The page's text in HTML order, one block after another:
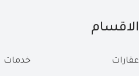
الاقسام
عقارات خدمات